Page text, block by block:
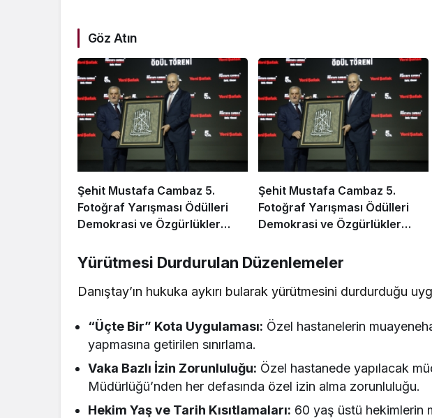
Göz Atın
Şehit Mustafa Cambaz 5.
Fotoğraf Yarışması Ödülleri
Demokrasi ve Özgürlükler
Şehit Mustafa Cambaz 5.
Fotoğraf Yarışması Ödülleri
Demokrasi ve Özgürlükler
Yürütmesi Durdurulan Düzenlemeler
Danıştay’ın hukuka aykırı bularak yürütmesini durdurduğu
“Üçte Bir” Kota Uygulaması: Özel hastanelerin
yapmasına getirilen sınırlama.
Vaka Bazlı İzin Zorunluluğu: Özel hastanede yapılacak
Müdürlüğü’nden her defasında özel izin alma zorunluluğu.
Hekim Yaş ve Tarih Kısıtlamaları: 60 yaş üstü hekimlerin